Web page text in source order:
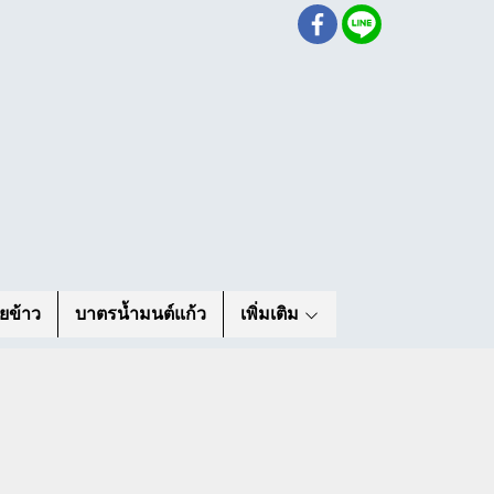
ข้าว บาตรน้ำมนต์แก้ว เพิ่มเติม